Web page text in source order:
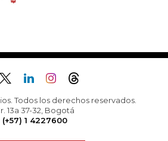
Todos los derechos reservados.
13a 37-32, Bogotá
(+57) 1 4227600